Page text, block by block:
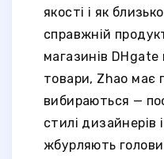
якості і як
справжній
магазинів
товари, Zhao має
вибираються —
стилі дизайнерів
жбурляють